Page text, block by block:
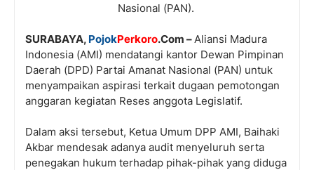
Nasional (PAN).
SURABAYA, PojokPerkoro.Com – Aliansi Madura
Indonesia (AMI) mendatangi kantor Dewan Pimpinan
Daerah (DPD) Partai Amanat Nasional (PAN) untuk
menyampaikan aspirasi terkait dugaan pemotongan
anggaran kegiatan Reses anggota Legislatif.
Dalam aksi tersebut, Ketua Umum DPP AMI, Baihaki
Akbar mendesak adanya audit menyeluruh serta
penegakan hukum terhadap pihak-pihak yang diduga